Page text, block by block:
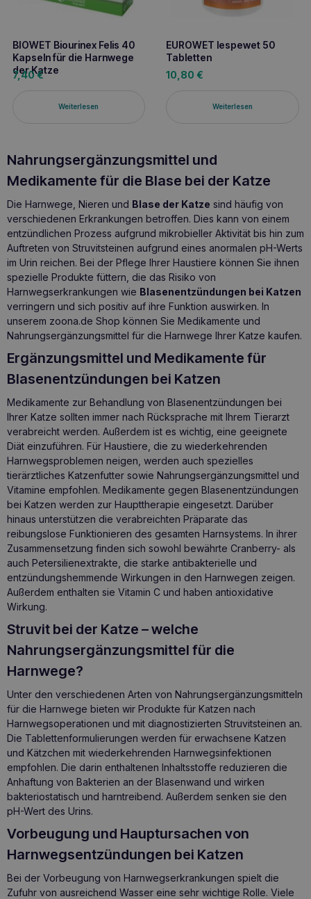
BIOWET Biourinex Felis 40
Kapseln für die Harnwege
der Katze
7,40€
Weiterlesen
EUROWET lespewet 50
Tabletten
10,80 €
Weiterlesen
Nahrungsergänzungsmittel und
Medikamente für die Blase bei der Katze
Die Harnwege, Nieren und Blase der Katze sind häufig von
verschiedenen Erkrankungen betroffen. Dies kann von einem
entzündlichen Prozess aufgrund mikrobieller Aktivität bis hin zum
Auftreten von Struvitsteinen aufgrund eines anormalen pH-Werts
im Urin reichen. Bei der Pflege Ihrer Haustiere können Sie ihnen
spezielle Produkte füttern, die das Risiko von
Harnwegserkrankungen wie Blasenentzündungen bei Katzen
verringern und sich positiv auf ihre Funktion auswirken. In
unserem zoona.de Shop können Sie Medikamente und
Nahrungsergänzungsmittel für die Harnwege Ihrer Katze kaufen.
Ergänzungsmittel und Medikamente für
Blasenentzündungen bei Katzen
Medikamente zur Behandlung von Blasenentzündungen bei
Ihrer Katze sollten immer nach Rücksprache mit Ihrem Tierarzt
verabreicht werden. Außerdem ist es wichtig, eine geeignete
Diät einzuführen. Für Haustiere, die zu wiederkehrenden
Harnwegsproblemen neigen, werden auch spezielles
tierärztliches Katzenfutter sowie Nahrungsergänzungsmittel und
Vitamine empfohlen. Medikamente gegen Blasenentzündungen
bei Katzen werden zur Haupttherapie eingesetzt. Darüber
hinaus unterstützen die verabreichten Präparate das
reibungslose Funktionieren des gesamten Harnsystems. In ihrer
Zusammensetzung finden sich sowohl bewährte Cranberry- als
auch Petersilienextrakte, die starke antibakterielle und
entzündungshemmende Wirkungen in den Harnwegen zeigen.
Außerdem enthalten sie Vitamin C und haben antioxidative
Wirkung.
Struvit bei der Katze – welche
Nahrungsergänzungsmittel für die
Harnwege?
Unter den verschiedenen Arten von Nahrungsergänzungsmitteln
für die Harnwege bieten wir Produkte für Katzen nach
Harnwegsoperationen und mit diagnostizierten Struvitsteinen an.
Die Tablettenformulierungen werden für erwachsene Katzen
und Kätzchen mit wiederkehrenden Harnwegsinfektionen
empfohlen. Die darin enthaltenen Inhaltsstoffe reduzieren die
Anhaftung von Bakterien an der Blasenwand und wirken
bakteriostatisch und harntreibend. Außerdem senken sie den
pH-Wert des Urins.
Vorbeugung und Hauptursachen von
Harnwegsentzündungen bei Katzen
Bei der Vorbeugung von Harnwegserkrankungen spielt die
Zufuhr von ausreichend Wasser eine sehr wichtige Rolle. Viele